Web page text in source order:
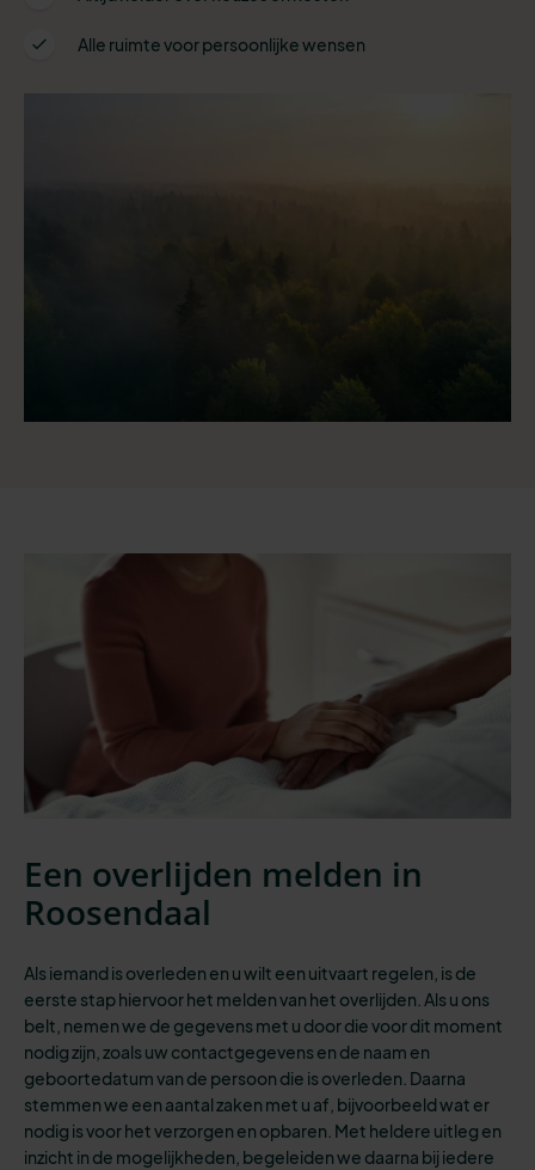
Alle ruimte voor persoonlijke wensen
Een overlijden melden in
Roosendaal
Als iemand is overleden en u wilt een uitvaart regelen, is de
eerste staphiervoor het melden van het overlijden. Als u ons
belt, nemen we de gegevens met u door die voor dit moment
nodig zijn, zoals uw contactgegevens en de naam en
geboortedatum van de persoon die is overleden. Daarna
stemmen we een aantal zaken met u af, bijvoorbeeld wat er
nodig is voor het verzorgen en opbaren. Met heldere uitleg en
inzicht in de mogelijkheden, begeleiden we daarna bij iedere